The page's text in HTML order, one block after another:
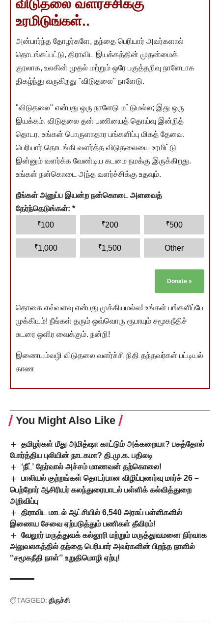
விடுதலை வளர்ச்சிக்கு
உரமிடுங்கள்..
அன்பார்ந்த தோழர்களே, தந்தை பெரியார் அவர்களால்
தொடங்கப்பட்டு, திராவிட இயக்கத்தின் முதன்மைக்
குரலாக, உலகின் முதல் மற்றும் ஒரே பகுத்தறிவு நாளேடாக
திகழ்ந்து வருகிறது "விடுதலை" நாளேடு.
"விடுதலை" என்பது ஒரு நாளேடு மட்டுமல்ல; இது ஒரு
இயக்கம். விடுதலை தன் பணியைத் தொய்வு இன்றித்
தொடர, உங்கள் பொருளாதார பங்களிப்பு மிகத் தேவை.
பெரியார் தொடங்கி வளர்த்த விடுதலையை உரமிட்டு
இன்னும் வளர்க்க வேண்டிய கடமை நமக்கு இருக்கிறது.
உங்கள் நன்கொடை அந்த வளர்ச்சிக்கு உதவும்.
நீங்கள் அனுப்ப இயன்ற நன்கொடை அளவைத்
தேர்ந்தெடுங்கள்: *
₹100 ₹200 ₹500
₹1,000 ₹1,500 Other
Donate »
தொகை எவ்வளவு என்பது முக்கியமல்ல! உங்கள் பங்களிப்பே
முக்கியம்! நீங்கள் தரும் ஒவ்வொரு ரூபாயும் சமூகநீதிச்
சுடரை ஒளிர வைக்கும். நன்றி!
இணையம்வழி விடுதலை வளர்ச்சி நிதி தந்தவர்கள் பட்டியல்
காண
You Might Also Like
தமிழர்கள் மீது அமித்ஷா காட்டும் அக்கறையா? பசுத்தோல்
போர்த்திய புலியின் நாடகமா? தி.மு.க. பதிலடி
‘நீட்’ தேர்வால் அச்சம் மாணவன் தற்கொலை!
பாலியல் குற்றங்கள் தொடர்பான விழிப்புணர்வு மார்ச் 26 –
பெற்றோர் ஆசிரியர் கலந்துரையாடல் பள்ளிக் கல்வித்துறை
அறிவிப்பு
திராவிட மாடல் ஆட்சியில் 6,540 அரசுப் பள்ளிகளில்
இணைய சேவை ஏற்படுத்தும் பணிகள் தீவிரம்!
வேலூர் மருத்துவக் கல்லூரி மற்றும் மருத்துவமனை நிர்வாக
அலுவலகத்தில் தந்தை பெரியார் அவர்களின் பிறந்த நாளில்
‘‘சமூகநீதி நாள்’’ உறுதிமொழி ஏற்பு!
TAGGED: திருச்சி